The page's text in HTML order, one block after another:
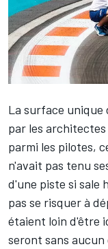
La surface unique
par les
parmi les pilotes,
n'avait pas tenu
d'une piste si sale
pas se risquer à
étaient loin d'être
seront sans